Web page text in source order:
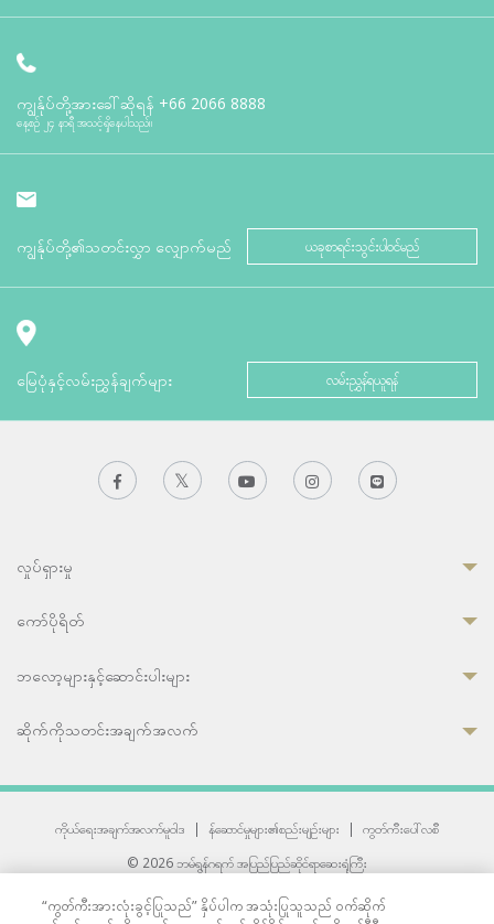
ကျွန်ုပ်တို့အားခေါ်ဆိုရန် +66 2066 8888
နေ့စဉ် ၂၄ နာရီ အသင့်ရှိနေပါသည်။
ကျွန်ုပ်တို့၏သတင်းလွှာ လျှောက်မည် ယခုစာရင်းသွင်းပါဝင်မည်
မြေပုံနှင့်လမ်းညွှန်ချက်များ လမ်းညွှန်ရယူရန်
လှုပ်ရှားမှု
ကော်ပိုရိတ်
ဘလော့များနှင့်ဆောင်းပါးများ
ဆိုက်ကိုသတင်းအချက်အလက်
ကိုယ်ရေးအချက်အလက်မူဝါဒ | န်ဆောင်မှုများ၏စည်းမျဉ်းများ |
ကွတ်ကီးပေါ်လစီ
© 2026 ဘမ်ရွန်ဂရက် အပြည်ပြည်ဆိုင်ရာဆေးရုံကြီး
“ကွတ်ကီးအားလုံးခွင့်ပြုသည်” နှိပ်ပါက အသုံးပြုသူသည် ဝက်ဆိုက်